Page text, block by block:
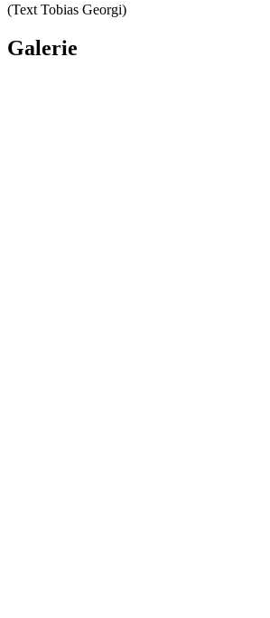
(Text Tobias Georgi)
Galerie